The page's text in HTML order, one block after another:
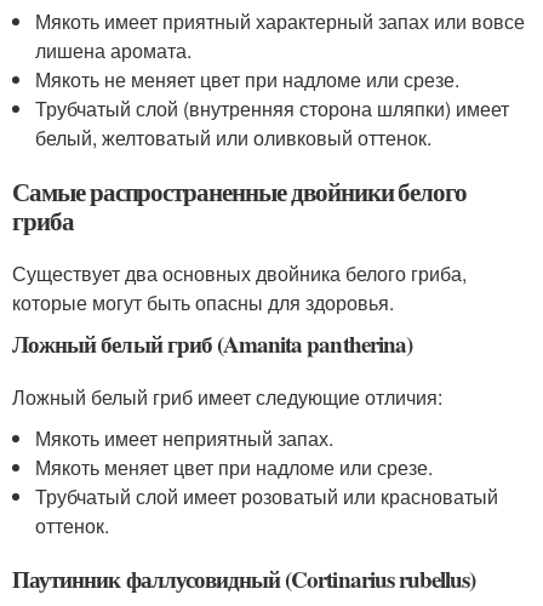
Мякоть имеет приятный характерный запах или вовсе
лишена аромата.
Мякоть не меняет цвет при надломе или срезе.
Трубчатый слой (внутренняя сторона шляпки) имеет
белый, желтоватый или оливковый оттенок.
Самые распространенные двойники белого
гриба
Существует два основных двойника белого гриба,
которые могут быть опасны для здоровья.
Ложный белый гриб (Amanita pantherina)
Ложный белый гриб имеет следующие отличия:
Мякоть имеет неприятный запах.
Мякоть меняет цвет при надломе или срезе.
Трубчатый слой имеет розоватый или красноватый
оттенок.
Паутинник фаллусовидный (Cortinarius rubellus)